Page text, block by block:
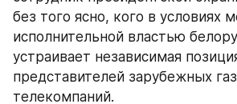
без того ясно, кого в условиях
исполнительной властью
устраивает независимая
представителей зарубежных
телекомпаний.